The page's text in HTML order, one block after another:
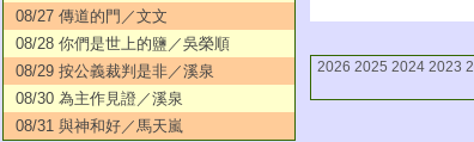
08/27 傳道的門／文文
08/28 你們是世上的鹽／吳榮順
08/29 按公義裁判是非／溪泉
08/30 為主作見證／溪泉
08/31 與神和好／馬天嵐
2026 2025 2024 2023